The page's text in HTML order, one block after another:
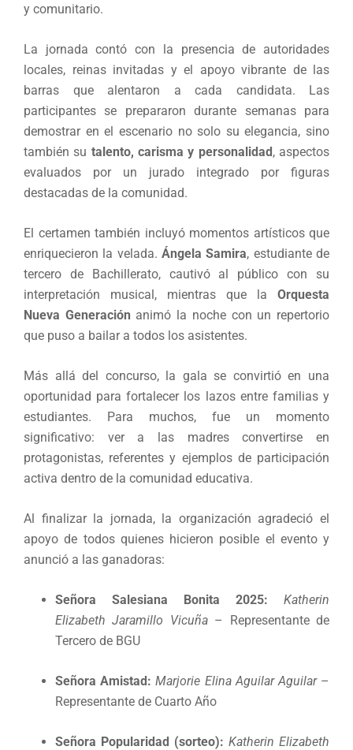
y comunitario.
La jornada contó con la presencia de autoridades
locales, reinas invitadas y el apoyo vibrante de las
barras que alentaron a cada candidata. Las
participantes se prepararon durante semanas para
demostrar en el escenario no solo su elegancia, sino
también su talento, carisma y personalidad, aspectos
evaluados por un jurado integrado por figuras
destacadas de la comunidad.
El certamen también incluyó momentos artísticos que
enriquecieron la velada. Ángela Samira, estudiante de
tercero de Bachillerato, cautivó al público con su
interpretación musical, mientras que la Orquesta
Nueva Generación animó la noche con un repertorio
que puso a bailar a todos los asistentes.
Más allá del concurso, la gala se convirtió en una
oportunidad para fortalecer los lazos entre familias y
estudiantes. Para muchos, fue un momento
significativo: ver a las madres convertirse en
protagonistas, referentes y ejemplos de participación
activa dentro de la comunidad educativa.
Al finalizar la jornada, la organización agradeció el
apoyo de todos quienes hicieron posible el evento y
anunció a las ganadoras:
Señora Salesiana Bonita 2025:
Katherin
Elizabeth Jaramillo Vicuña– Representante de
Tercero de BGU
Señora Amistad: Marjorie Elina Aguilar Aguilar–
Representante de Cuarto Año
Señora Popularidad (sorteo): Katherin Elizabeth